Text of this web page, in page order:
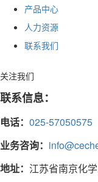
产品中心
人力资源
联系我们
关注我们
联系信息：
电话： 025-57050575
业务咨询：
地址： 江苏省南京化